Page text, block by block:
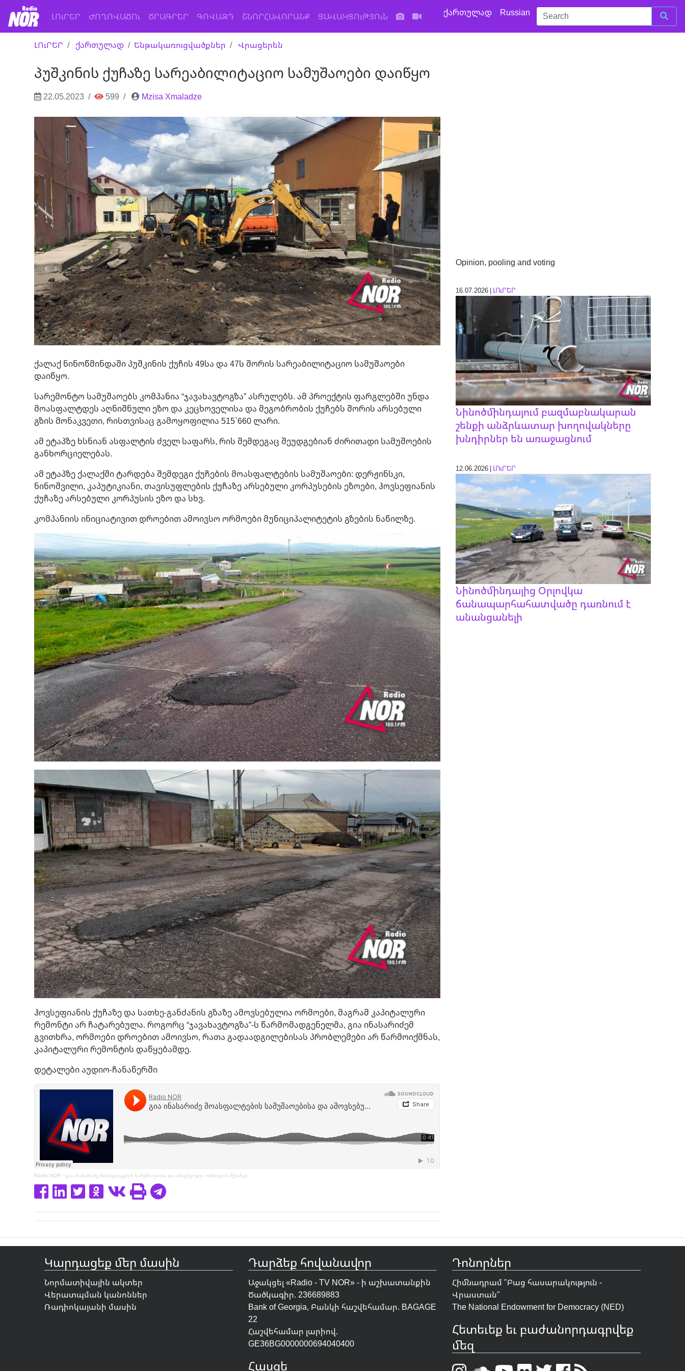
ԼՈւՐԵՐ (current)
ԺՈՂՈՎԱԾՈւ ԾՐԱԳՐԵՐ ԳՈՎԱԶԴ ՇՆՈՐՀԱՎՈՐԱՆՔ ՑԱՎԱԿՑՈւԹՅՈւՆ ქართულად Russian
ԼՈւՐԵՐ ქართულად Ենթակառուցվածքներ Վրացերեն
პუშკინის ქუჩაზე სარეაბილიტაციო სამუშაოები დაიწყო
22.05.2023 599 Mzisa Xmaladze
ქალაქ ნინოწმინდაში პუშკინის ქუჩის 49სა და 47ს შორის სარეაბილიტაციო სამუშაოები
დაიწყო.
სარემონტო სამუშაოებს კომპანია “ჯავახავტოგზა” ასრულებს. ამ პროექტის ფარგლებში უნდა
მოასფალტდეს აღნიშნული ეზო და კეცხოველისა და მეგობრობის ქუჩებს შორის არსებული
გზის მონაკვეთი, რისთვისაც გამოყოფილია 515`660 ლარი.
ამ ეტაპზე ხსნიან ასფალტის ძველ საფარს, რის შემდეგაც შეუდგებიან ძირითადი სამუშოების
განხორციელებას.
ამ ეტაპზე ქალაქში ტარდება შემდეგი ქუჩების მოასფალტების სამუშაოები: დერჟინსკი,
ნინოშვილი, კაპუტიკიანი, თავისუფლების ქუჩაზე არსებული კორპუსების ეზოები, ჰოვსეფიანის
ქუჩაზე არსებული კორპუსის ეზო და სხვ.
კომპანიის ინიციატივით დროებით ამოივსო ორმოები მუნიციპალიტეტის გზების ნაწილზე.
ჰოვსეფიანის ქუჩაზე და სათხე-განძანის გზაზე ამოვსებულია ორმოები, მაგრამ კაპიტალური
რემონტი არ ჩატარებულა. როგორც “ჯავახავტოგზა”-ს წარმომადგენელმა, გია ინასარიძემ
გვითხრა, ორმოები დროებით ამოივსო, რათა გადაადგილებისას პრობლემები არ წარმოიქმნას,
კაპიტალური რემონტის დაწყებამდე.
დეტალები აუდიო-ჩანაწერში
Radio NOR · გია ინასარიძე მოასფალტების სამუშაოებისა და ამოვსებული ორმოების შესახებ
Opinion, pooling and voting
16.07.2026 | ԼՈւՐԵՐ
Նինոծմինդայում բազմաբնակարան
շենքի անձրևատար խողովակները
խնդիրներ են առաջացնում
12.06.2026 | ԼՈւՐԵՐ
Նինոծմինդայից Օրլովկա
ճանապարհահատվածը դառնում է
անանցանելի
Կարդացեք մեր մասին
Նորմատիվային ակտեր
Վերատպման կանոններ
Ռադիոկայանի մասին
Դարձեք հովանավոր
Աջակցել «Radio - TV NOR» - ի աշխատանքին
Ծածկագիր. 236689883
Bank of Georgia, Բանկի հաշվեհամար. BAGAGE
22
Հաշվեհամար լարիով.
GE36BG0000000694040400
Հասցե
Դոնորներ
Հիմնադրամ "Բաց հասարակություն -
Վրաստան"
The National Endowment for Democracy (NED)
Հետեւեք եւ բաժանորդագրվեք
մեզ